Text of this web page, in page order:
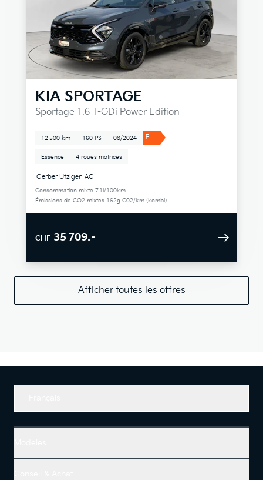
KIA SPORTAGE
Sportage 1.6 T-GDi Power Edition
12 500 km 160 PS 08/2024 F
Essence 4 roues motrices
Gerber Utzigen AG
Consommation mixte 7.1l/100km
Émissions de CO2 mixtes 162g C02/km (kombi)
CHF 35 709.–
Afficher toutes les offres